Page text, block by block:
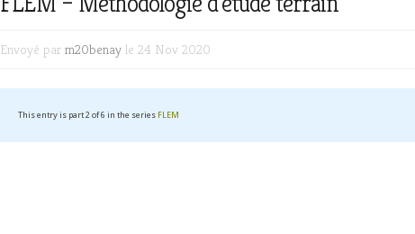
Envoyé par m20benay le 24 Nov 2020
This entry is part 2 of 6 in the series FLEM